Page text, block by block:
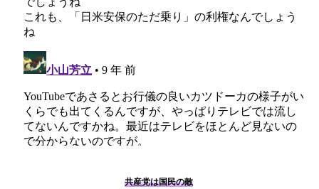
共産党は国民の敵